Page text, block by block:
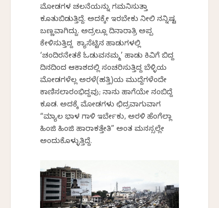
ಮೋಡಗಳ ಚಲನೆಯನ್ನು ಗಮನಿಸುತ್ತಾ
ಕೂತುಬಿಡುತ್ತಿದ್ದೆ. ಅದಕ್ಕೇ ಇರಬೇಕು ನೀಲಿ ನನ್ನಿಷ್ಟ
ಬಣ್ಣವಾಗಿದ್ದು. ಅದ್ರಲ್ಲೂ ದಿನಾರಾತ್ರಿ ಅಪ್ಪ
ಕೇಳಿಸುತ್ತಿದ್ದ ಕ್ಯಾಸೆಟ್ಟಿನ ಹಾಡುಗಳಲ್ಲಿ
‘ಚಂದಿರನೇತಕೆ ಓಡುವನಮ್ಮ’ ಹಾಡು ಕಿವಿಗೆ ಬಿದ್ದ
ದಿನದಿಂದ ಆಕಾಶದಲ್ಲಿ ಸಂಚರಿಸುತ್ತಿದ್ದ ಬೆಳ್ಳಿಯ
ಮೋಡಗಳೆಲ್ಲ ಅರಳೆ(ಹತ್ತಿ)ಯ ಮುದ್ದೆಗಳೆಂದೇ
ಕಾಣಿಸಲಾರಂಭಿದ್ದವು; ನಾನು ಹಾಗೆಯೇ ನಂಬಿದ್ದೆ
ಕೂಡ. ಅದಕ್ಕೆ ಮೋಡಗಳು ಛಿದ್ರವಾಗುವಾಗ
“ಮ್ಯಾಲ ಭಾಳ ಗಾಳಿ ಇರ್ಬೇಕು, ಅರಳಿ ಹೆಂಗೆಲ್ಲಾ
ಹಿಂಜಿ ಹಿಂಜಿ ಹಾರಾಕತ್ತೇತಿ” ಅಂತ ಮನಸ್ಸಲ್ಲೇ
ಅಂದುಕೊಳ್ಳುತ್ತಿದ್ದೆ.